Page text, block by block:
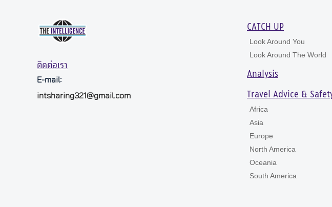
ติดต่อเรา
E-mail:
intsharing321@gmail.com
CATCH UP
Look Around You
Look Around The World
Analysis
Travel Advice &
Africa
Asia
Europe
North America
Oceania
South America